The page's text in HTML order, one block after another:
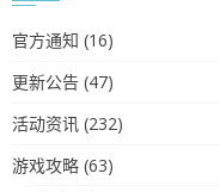
官方通知 (16)
更新公告 (47)
活动资讯 (232)
游戏攻略 (63)